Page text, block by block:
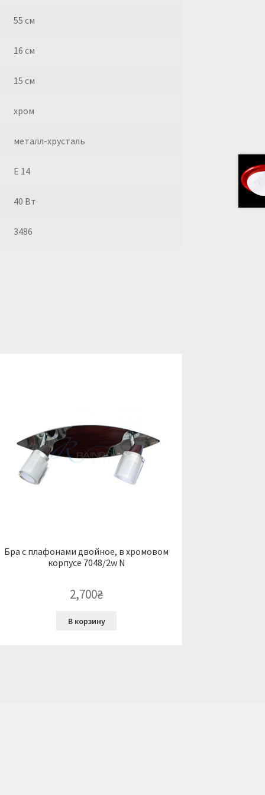
55 см
16 см
15 см
хром
металл-хрусталь
E 14
40 Вт
3486
Бра с плафонами двойное, в хромовом
корпусе 7048/2w N
2,700₴
В корзину